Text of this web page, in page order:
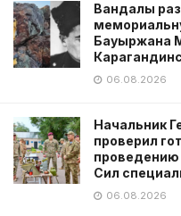
Вандалы
Бауыржана
06.08.2026
Начальник
проверил
Сил
06.08.2026